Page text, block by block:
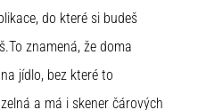
do které si budeš
znamená, že doma
jídlo, bez které to
a má i skener čárových